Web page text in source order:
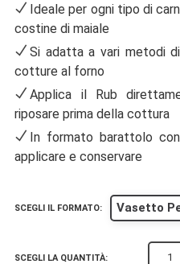
Ideale per ogni tipo di
costine di maiale
Si adatta a vari metodi
cotture al forno
Applica il Rub
riposare prima della cottura
In formato barattolo
applicare e conservare
SCEGLI IL FORMATO: Vasetto
SCEGLI LA QUANTITÀ: